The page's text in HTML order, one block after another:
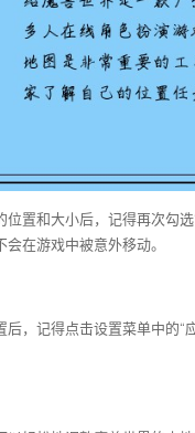
位置和大小后，记得再次勾
在游戏中被意外移动。
，记得点击设置菜单中的“